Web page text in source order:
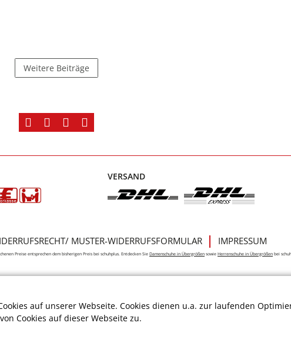
Weitere Beiträge
VERSAND
MUSTER-WIDERRUFSFORMULAR IMPRESSUM
Preise entsprechen dem bisherigen Preis bei schuhplus. Entdecken Sie Damenschuhe in Übergrößen sowie Herrenschuhe in Übergrößen bei
auf unserer Webseite. Cookies dienen u.a. zur laufenden
Cookies auf dieser Webseite zu.